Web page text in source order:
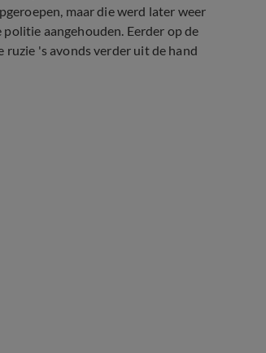
maar die werd later weer
aangehouden. Eerder op de
ruzie 's avonds verder uit de hand